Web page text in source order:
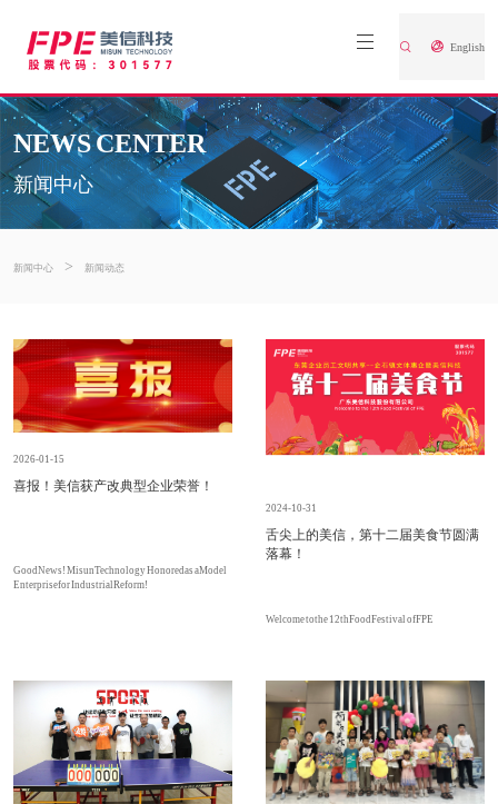
English
NEWS CENTER
新闻中心
新闻中心 > 新闻动态
2026-01-15
喜报！美信获产改典型企业荣誉！
Good News! Misun Technology Honored as a Model
Enterprise for Industrial Reform!
2024-10-31
舌尖上的美信，第十二届美食节圆满
落幕！
Welcome to the 12thFood Festival of FPE